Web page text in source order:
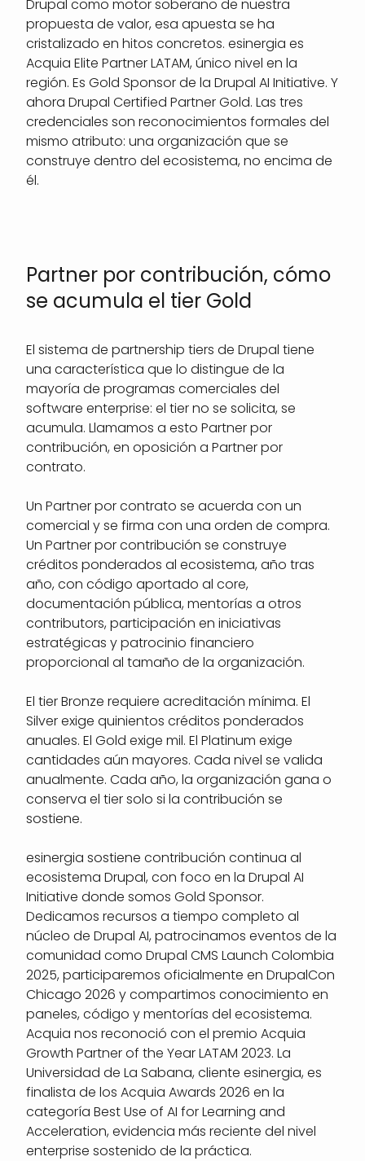
Drupal como motor soberano de nuestra
propuesta de valor, esa apuesta se ha
cristalizado en hitos concretos. esinergia es
Acquia Elite Partner LATAM, único nivel en la
región. Es Gold Sponsor de la Drupal AI Initiative. Y
ahora Drupal Certified Partner Gold. Las tres
credenciales son reconocimientos formales del
mismo atributo: una organización que se
construye dentro del ecosistema, no encima de
él.
Partner por contribución, cómo
se acumula el tier Gold
El sistema de partnership tiers de Drupal tiene
una característica que lo distingue de la
mayoría de programas comerciales del
software enterprise: el tier no se solicita, se
acumula. Llamamos a esto Partner por
contribución, en oposición a Partner por
contrato.
Un Partner por contrato se acuerda con un
comercial y se firma con una orden de compra.
Un Partner por contribución se construye
créditos ponderados al ecosistema, año tras
año, con código aportado al core,
documentación pública, mentorías a otros
contributors, participación en iniciativas
estratégicas y patrocinio financiero
proporcional al tamaño de la organización.
El tier Bronze requiere acreditación mínima. El
Silver exige quinientos créditos ponderados
anuales. El Gold exige mil. El Platinum exige
cantidades aún mayores. Cada nivel se valida
anualmente. Cada año, la organización gana o
conserva el tier solo si la contribución se
sostiene.
esinergia sostiene contribución continua al
ecosistema Drupal, con foco en la Drupal AI
Initiative donde somos Gold Sponsor.
Dedicamos recursos a tiempo completo al
núcleo de Drupal AI, patrocinamos eventos de la
comunidad como Drupal CMS Launch Colombia
2025, participaremos oficialmente en DrupalCon
Chicago 2026 y compartimos conocimiento en
paneles, código y mentorías del ecosistema.
Acquia nos reconoció con el premio Acquia
Growth Partner of the Year LATAM 2023. La
Universidad de La Sabana, cliente esinergia, es
finalista de los Acquia Awards 2026 en la
categoría Best Use of AI for Learning and
Acceleration, evidencia más reciente del nivel
enterprise sostenido de la práctica.